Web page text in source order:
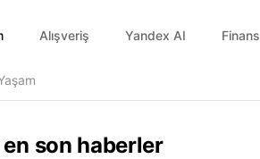
Alışveriş Yandex AI Finans
son haberler